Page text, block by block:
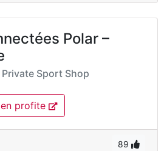
Polar –
Private Sport Shop
profite
89